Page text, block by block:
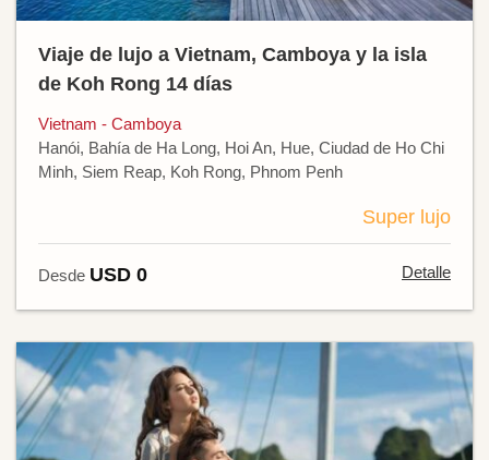
Viaje de lujo a Vietnam, Camboya y la isla
de Koh Rong 14 días
Vietnam - Camboya
Hanói, Bahía de Ha Long, Hoi An, Hue, Ciudad de Ho Chi
Minh, Siem Reap, Koh Rong, Phnom Penh
Super lujo
Desde USD 0 Detalle